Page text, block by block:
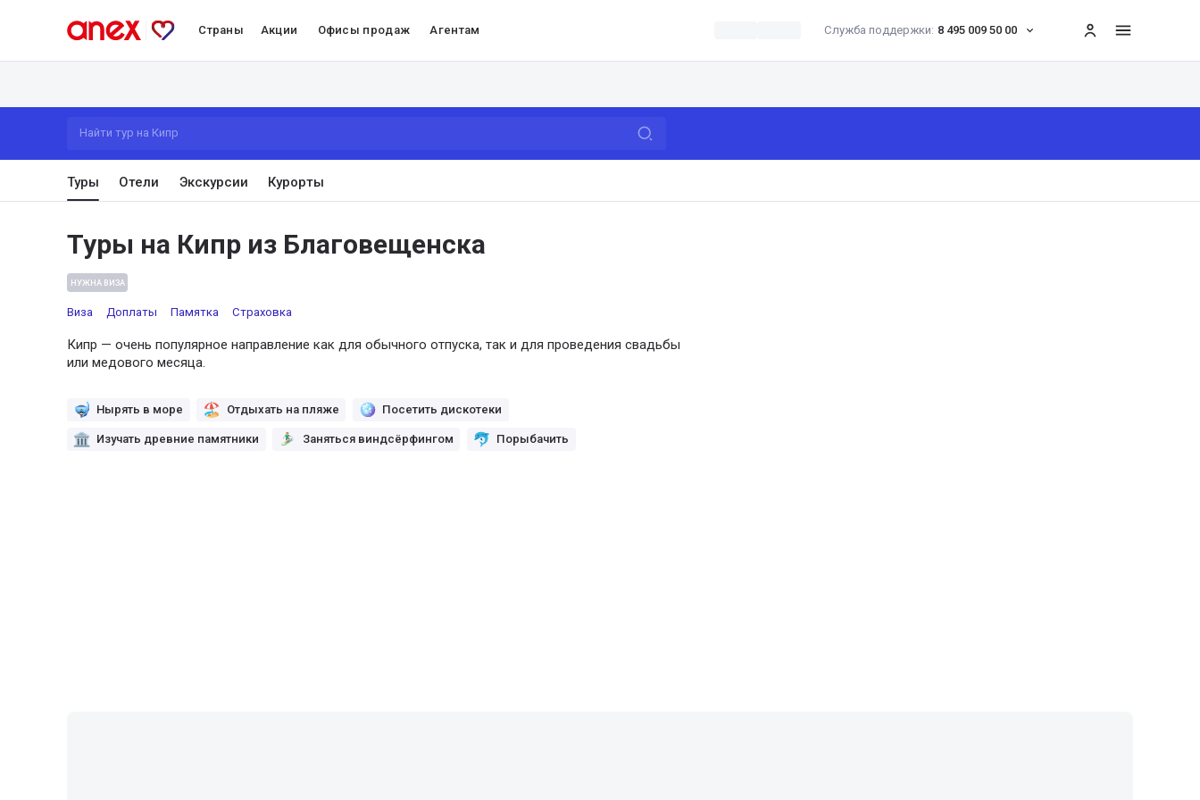
Страны Акции Офисы продаж Агентам Служба поддержки: 8 495 009 50 00 меню
Найти тур на Кипр
Туры Отели Экскурсии Курорты
Туры на Кипр из Благовещенска
НУЖНА ВИЗА
Виза Доплаты Памятка Страховка
Кипр — очень популярное направление как для обычного отпуска, так и для проведения свадьбы
или медового месяца.
Нырять в море Отдыхать на пляже Посетить дискотеки
Изучать древние памятники Заняться виндсёрфингом Порыбачить